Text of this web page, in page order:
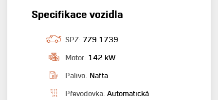
Specifikace vozidla
SPZ: 7Z9 1739
Motor: 142 kW
Palivo: Nafta
Převodovka: Automatická